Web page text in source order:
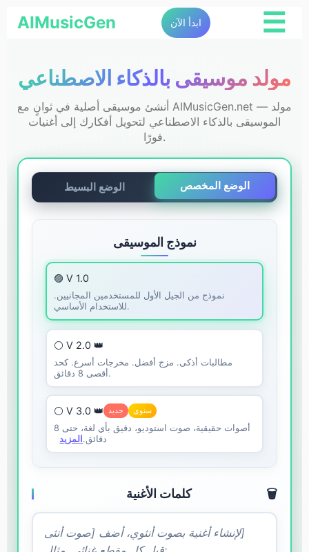
AIMusicGen ابدأ الآن ☰
مولد موسيقى بالذكاء الاصطناعي
أنشئ موسيقى أصلية في ثوانٍ مع AIMusicGen.net — مولد
الموسيقى بالذكاء الاصطناعي لتحويل أفكارك إلى أغنيات
فورًا.
الوضع البسيط الوضع المخصص
نموذج الموسيقى
🟣 V 1.0
نموذج من الجيل الأول للمستخدمين المجانيين.
للاستخدام الأساسي.
⚪ V 2.0 👑
مطالبات أذكى. مزج أفضل. مخرجات أسرع. كحد
أقصى 8 دقائق.
⚪ V 3.0 👑 جديد سنوي
أصوات حقيقية، صوت استوديو، دقيق بأي لغة، حتى 8
دقائق. المزيد
كلمات الأغنية 🗑️